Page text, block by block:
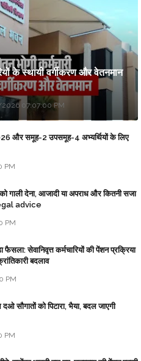
के स्थायी वर्गीकरण और वेतनमान
07:07:00 PM
और समूह-2 उपसमूह-4 अभ्यर्थियों के लिए
PM
गाली देना, आजादी या अपराध और कितनी सजा
advice
PM
सेवानिवृत्त कर्मचारियों की पेंशन प्रक्रिया
बदलाव
PM
सौगातों को पिटारा, भैया, बदल जाएगी
PM